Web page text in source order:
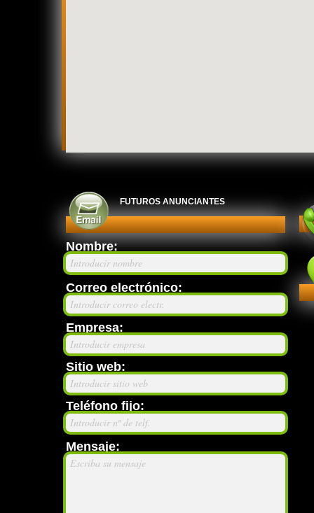
FUTUROS ANUNCIANTES
Nombre:
Introducir nombre
Correo electrónico:
Introducir correo electr.
Mensaje:
Escriba su mensaje
Empresa:
Introducir empresa
Sitio web:
Introducir sitio web
Teléfono fijo:
Introducir nº de telf.